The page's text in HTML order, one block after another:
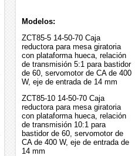
Modelos:
ZCT85-5 14-50-70 Caja
reductora para mesa giratoria
con plataforma hueca, relación
de transmisión 5:1 para bastidor
de 60, servomotor de CA de 400
W, eje de entrada de 14 mm
ZCT85-10 14-50-70 Caja
reductora para mesa giratoria
con plataforma hueca, relación
de transmisión 10:1 para
bastidor de 60, servomotor de
CA de 400 W, eje de entrada de
14 mm